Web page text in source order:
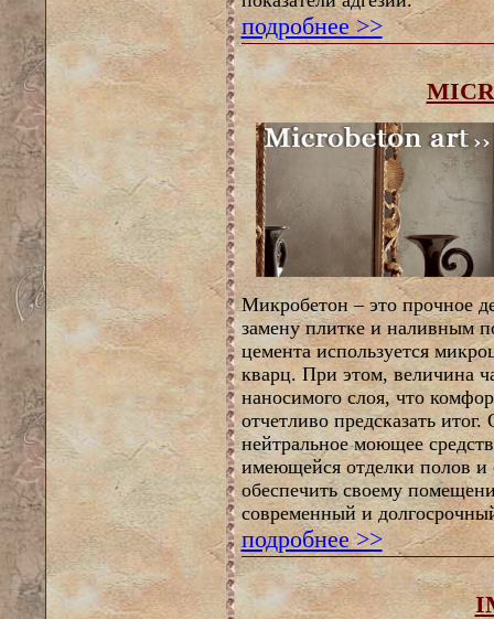
подробнее >>
Микробетон – это прочное
замену плитке и наливным
цемента используется
кварц. При этом, величина
наносимого слоя, что
отчетливо предсказать
нейтральное моющее
имеющейся отделки полов и
обеспечить своему
современный и
подробнее >>